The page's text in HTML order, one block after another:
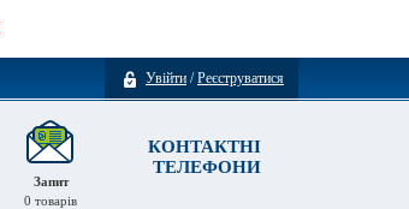
Увійти /Реєструватися
КОНТАКТНІ
ТЕЛЕФОНИ
Запит
0 товарів